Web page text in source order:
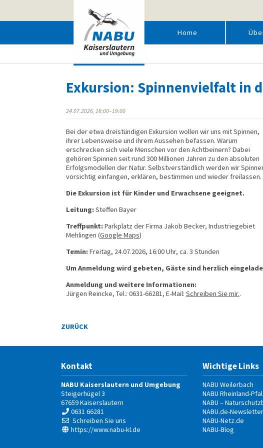
Home
EXKURSION: SPINNENVIELFALT IN DER MEHLINGER HEIDE
Exkursion: Spinnenvielfalt in
24.07.2026, 16:00–19:00
Bei der etwa dreistündigen Exkursion wollen wir uns mit Spinnen,
ihrer Lebensweise und ihrem Aussehen befassen. Warum
erschrecken sich viele Menschen vor den Achtbeinern? Dabei
gehören Spinnen seit rund 300 Millionen Jahren zu den absoluten
Erfolgsmodellen der Natur. Selbstverständlich werden wir
vorsichtig einfangen, erklären, bestimmen und wieder freilassen.
Die Exkursion ist für Kinder und Erwachsene geeignet.
Leitung: Steffen Bayer
Treffpunkt: Parkplatz der Firma Jakob Becker, Industriegebiet
Mehlingen (Google Maps)
Temin: Freitag, 24.07.2026, 16:00 Uhr, ca. 3 Stunden
Um Anmeldung wird gebeten, Gäste sind herzlich
Anmeldung und weitere Informationen:
Jürgen Reincke, Tel.: 0631-66281, E-Mail: Schreiben Sie mir..
ZURÜCK
Kontakt
NABU Kaiserslautern und Umgebung
Steigerhügel 3
67659Kaiserslautern
0631 66281
Schreiben Sie uns
https://www.nabu-kl.de
Wichtige Links
NABU Weilerbach
NABU Rheinland-
NABU –
NABU.de-Newsletter
NABU-Netz.de
NABU-Blog